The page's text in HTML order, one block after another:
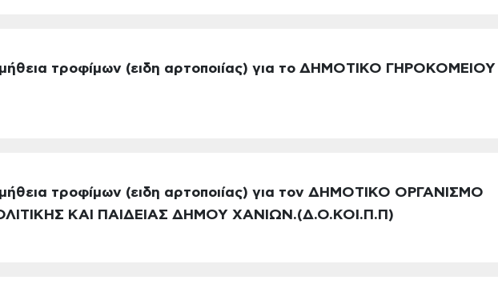
τροφίμων (ειδη αρτοποιίας) για το ΔΗΜΟΤΙΚΟ ΓΗΡΟΚΟΜΕΙΟΥ
τροφίμων (ειδη αρτοποιίας) για τον ΔΗΜΟΤΙΚΟ ΟΡΓΑΝΙΣΜΟ
ΚΑΙ ΠΑΙΔΕΙΑΣ ΔΗΜΟΥ ΧΑΝΙΩΝ.(Δ.Ο.ΚΟΙ.Π.Π)